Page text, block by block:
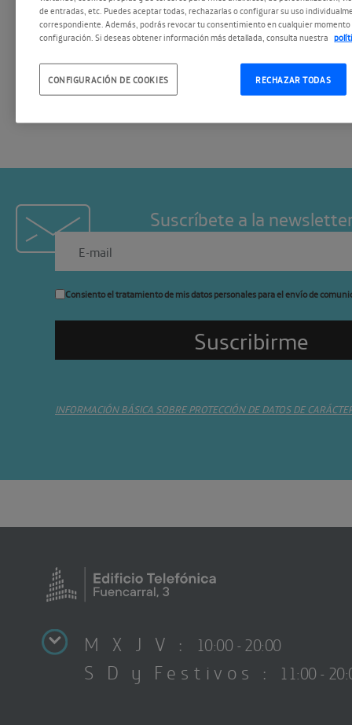
construir productos de
orientados a cubrir las
cliente.
Suscríbete a la
Consiento el tratamiento de mis datos personales para el envío de
INFORMACIÓN BÁSICA SOBRE PROTECCIÓN DE DATOS DE
M X J V : 10:00 - 20:00
S D y Festivos : 11:00 -
de entradas, etc. Puedes aceptar todas, rechazarlas o configurar su uso
correspondiente. Además, podrás revocar tu consentimiento en cualquier momento
configuración. Si deseas obtener información más detallada, consulta nuestra
RECHAZAR TODAS
CONFIGURACIÓN DE COOKIES